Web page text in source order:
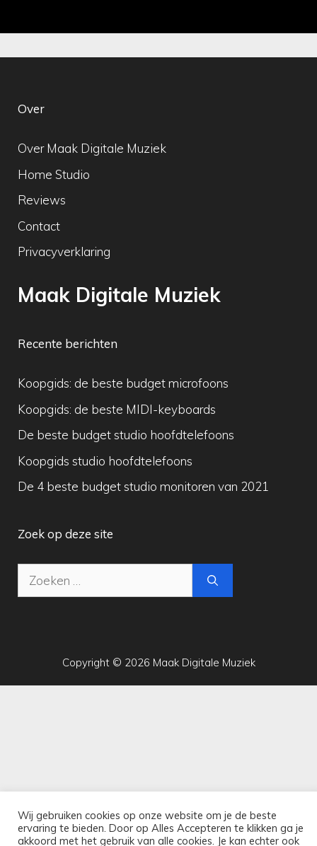
Over
Over Maak Digitale Muziek
Home Studio
Reviews
Contact
Privacyverklaring
Maak Digitale Muziek
Recente berichten
Koopgids: de beste budget microfoons
Koopgids: de beste MIDI-keyboards
De beste budget studio hoofdtelefoons
Koopgids studio hoofdtelefoons
De 4 beste budget studio monitoren van 2021
Zoek op deze site
Zoek
Copyright © 2026 Maak Digitale Muziek
Wij gebruiken cookies op onze website om je de beste
ervaring te bieden. Door op Alles Accepteren te klikken ga je
akkoord met het gebruik van alle cookies. Je kan echter ook